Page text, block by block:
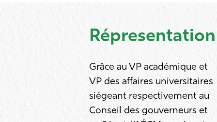
Répresentation
Grâce au VP académique et
VP des affaires universitaires
siégeant respectivement au
Conseil des gouverneurs et